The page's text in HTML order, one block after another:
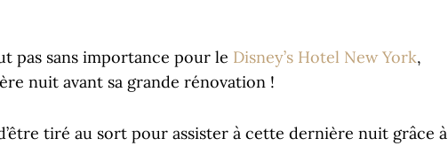
pas sans importance pour le Disney’s Hotel New York,
nuit avant sa grande rénovation !
tiré au sort pour assister à cette dernière nuit grâce à